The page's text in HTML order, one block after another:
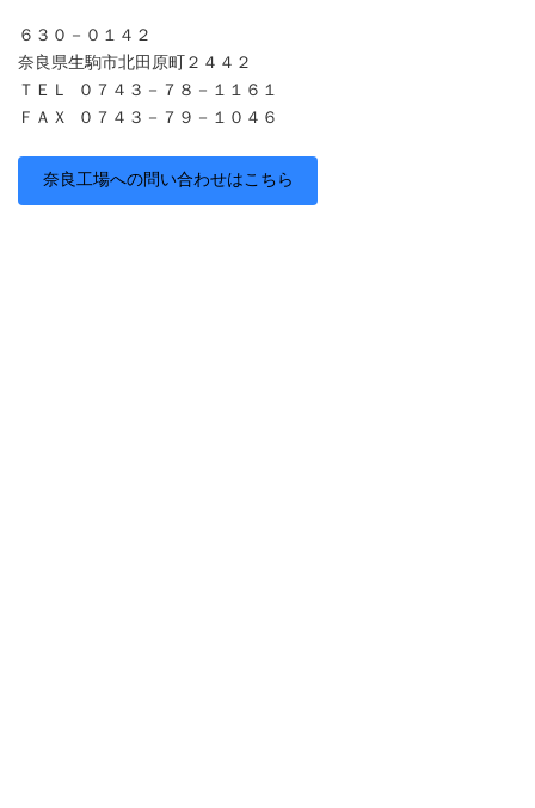
６３０－０１４２
奈良県生駒市北田原町２４４２
ＴＥＬ ０７４３－７８－１１６１
ＦＡＸ ０７４３－７９－１０４６
奈良工場への問い合わせはこちら